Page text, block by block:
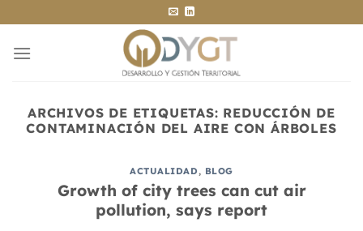
al
contenido
ARCHIVOS DE ETIQUETAS: REDUCCIÓN DE
CONTAMINACIÓN DEL AIRE CON ÁRBOLES
ACTUALIDAD, BLOG
Growth of city trees can cut air
pollution, says report